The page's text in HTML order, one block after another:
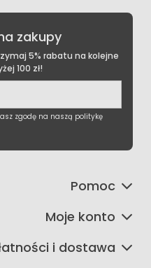
zakupy
5% rabatu na kolejne
100 zł!
zgodę na naszą politykę
Pomoc
Moje konto
i dostawa